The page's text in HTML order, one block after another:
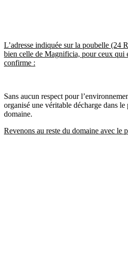
L’adresse indiquée sur la poubelle (24
bien celle de Magnificia, pour ceux qui
confirme :
Sans aucun respect pour
organisé une véritable décharge dans
domaine.
Revenons au reste du domaine avec le